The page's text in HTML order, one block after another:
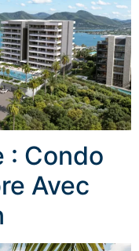
: Condo
Avec